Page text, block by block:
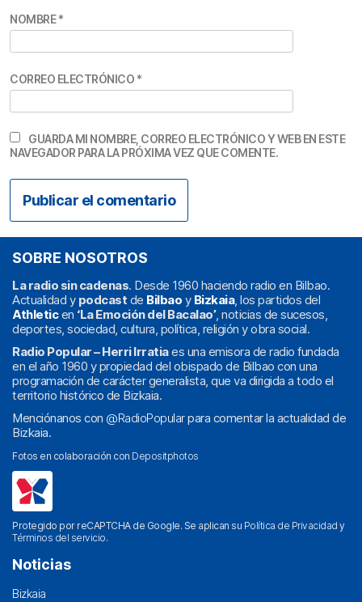
NOMBRE*
CORREO ELECTRÓNICO *
GUARDA MI NOMBRE, CORREO ELECTRÓNICO Y WEB EN ESTE
NAVEGADOR PARA LA PRÓXIMA VEZ QUE COMENTE.
SOBRE NOSOTROS
La radio sin cadenas. Desde 1960 haciendo radio en Bilbao.
Actualidad y podcast de Bilbao y Bizkaia, los partidos del
Athleticen ‘La Emoción del Bacalao’, noticias de sucesos,
deportes, sociedad, cultura, política, religión y obra social.
Radio Popular – Herri Irratiaes una emisora de radio fundada
en el año 1960 y propiedad del obispado de Bilbao con una
programación de carácter generalista, que va dirigida a todo el
territorio histórico de Bizkaia.
Menciónanos con @RadioPopularpara comentar la actualidad de
Bizkaia.
Fotos en colaboración con Depositphotos
Protegido por reCAPTCHA de Google. Se aplican su Política de Privacidad y
Términos del servicio.
Noticias
Bizkaia